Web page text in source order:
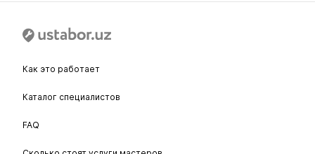
Как это работает
Каталог специалистов
FAQ